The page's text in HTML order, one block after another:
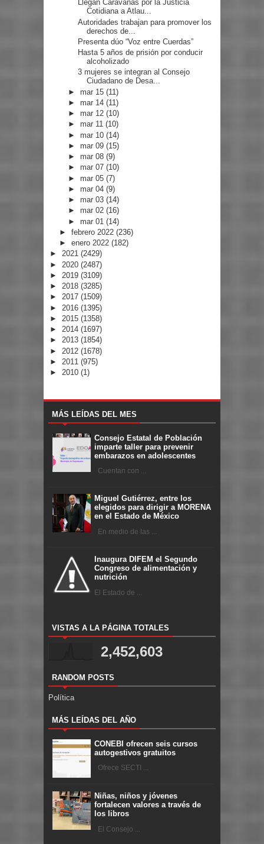
Llegan Caravanas por la Justicia
Cotidiana a Atlau...
Autoridades trabajan para promover los
derechos de...
Presenta dúo “Voz entre Cuerdas”
Hasta 5 años de prisión por conducir
alcoholizado
3 mujeres se integran al Consejo
Ciudadano de Desa...
► mar 15(11)
► mar 14(11)
► mar 12(10)
► mar 11(10)
► mar 10(14)
► mar 09(15)
► mar 08(9)
► mar 07(10)
► mar 05(7)
► mar 04(9)
► mar 03(14)
► mar 02(16)
► mar 01(14)
► febrero 2022 (236)
► enero 2022 (182)
► 2021 (2429)
► 2020 (2487)
► 2019 (3109)
► 2018 (3285)
► 2017 (1509)
► 2016 (1395)
► 2015 (1358)
► 2014 (1697)
► 2013 (1854)
► 2012 (1678)
► 2011 (975)
► 2010 (1)
MÁS LEÍDAS DEL MES
Consejo Estatal de Población
imparte taller para prevenir
embarazos en adolescentes
Cuentan con ...
Miguel Gutiérrez, entre los
elegidos para dirigir a MORENA
en el Estado de México
En medio de las ...
Inaugura DIFEM el Segundo
Congreso de alimentación y
nutrición
El Estado de ...
VISTAS A LA PÁGINA TOTALES
2,452,603
RANDOM POSTS
Política
MÁS LEÍDAS DEL AÑO
CONEBI ofrecen seis cursos
autogestivos gratuitos
Ofrece SECTI ...
Niñas, niños y jóvenes
fortalecen valores a través de
los libros
El Consejo ...